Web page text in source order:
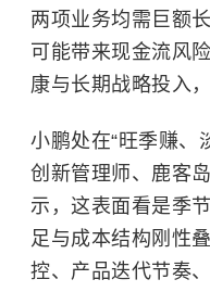
两项业务均需巨额
可能带来现金流风
康与长期战略投入
小鹏处在“旺季赚、
创新管理师、鹿客
示，这表面看是季
足与成本结构刚性
控、产品迭代节奏